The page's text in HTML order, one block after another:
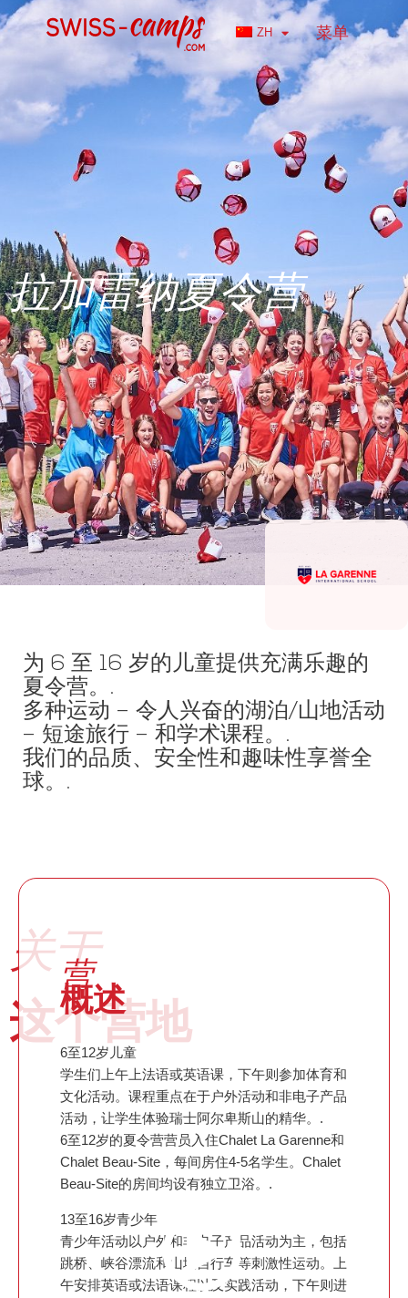
ZH 菜单
拉加雷纳夏令营
为 6 至 16 岁的儿童提供充满乐趣的
夏令营。.
多种运动 – 令人兴奋的湖泊/山地活动
– 短途旅行 – 和学术课程。.
我们的品质、安全性和趣味性享誉全
球。.
关于
这个营地
营
概述
6至12岁儿童
学生们上午上法语或英语课，下午则参加体育和
文化活动。课程重点在于户外活动和非电子产品
活动，让学生体验瑞士阿尔卑斯山的精华。.
6至12岁的夏令营营员入住Chalet La Garenne和
Chalet Beau-Site，每间房住4-5名学生。Chalet
Beau-Site的房间均设有独立卫浴。.
13至16岁青少年
青少年活动以户外和非电子产品活动为主，包括
跳桥、峡谷漂流和山地自行车等刺激性运动。上
午安排英语或法语课程以及实践活动，下午则进